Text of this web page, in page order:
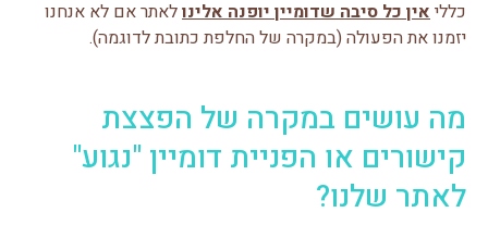
כלליאין כל סיבה שדומיין יופנה אלינולאתר אם לא אנחנו
יזמנו את הפעולה (במקרה של החלפת כתובת לדוגמה).
מה עושים במקרה של הפצצת
קישורים או הפניית דומיין "נגוע"
לאתר שלנו?